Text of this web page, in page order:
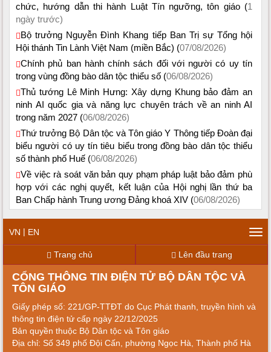
chức, hướng dẫn thi hành Luật Tín ngưỡng, tôn giáo (1
ngày trước)
Bộ trưởng Nguyễn Đình Khang tiếp Ban Trị sự Tổng hội
Hội thánh Tin Lành Việt Nam (miền Bắc) (07/08/2026)
Chính phủ ban hành chính sách đối với người có uy tín
trong vùng đồng bào dân tộc thiểu số (06/08/2026)
Thủ tướng Lê Minh Hưng: Xây dựng Khung bảo đảm an
ninh AI quốc gia và năng lực chuyên trách về an ninh AI
trong năm 2027 (06/08/2026)
Thứ trưởng Bộ Dân tộc và Tôn giáo Y Thông tiếp Đoàn đại
biểu người có uy tín tiêu biểu trong đồng bào dân tộc thiểu
số thành phố Huế (06/08/2026)
Về việc rà soát văn bản quy phạm pháp luật bảo đảm phù
hợp với các nghị quyết, kết luận của Hội nghị lần thứ ba
Ban Chấp hành Trung ương Đảng khoá XIV (06/08/2026)
VN | EN
Trang chủ
Lên đầu trang
CỔNG THÔNG TIN ĐIỆN TỬ BỘ DÂN TỘC VÀ
TÔN GIÁO
Giấy phép số: 221/GP-TTĐT do Cục Phát thanh, truyền hình và
thông tin điện tử cấp ngày 22/12/2025
Bản quyền thuộc Bộ Dân tộc và Tôn giáo
Địa chỉ: Số 349 phố Đội Cấn, phường Ngọc Hà, Thành phố Hà